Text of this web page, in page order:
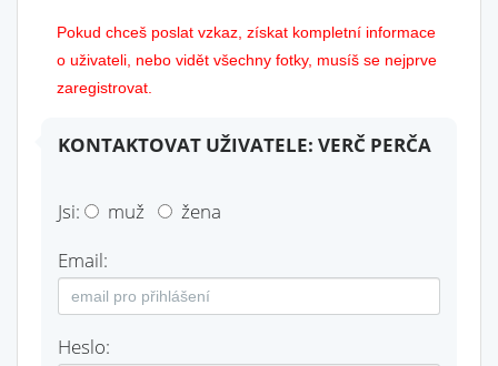
Pokud chceš poslat vzkaz, získat kompletní informace
o uživateli, nebo vidět všechny fotky, musíš se nejprve
zaregistrovat.
KONTAKTOVAT UŽIVATELE: VERČ PERČA
Jsi: muž
žena
Email:
Heslo: